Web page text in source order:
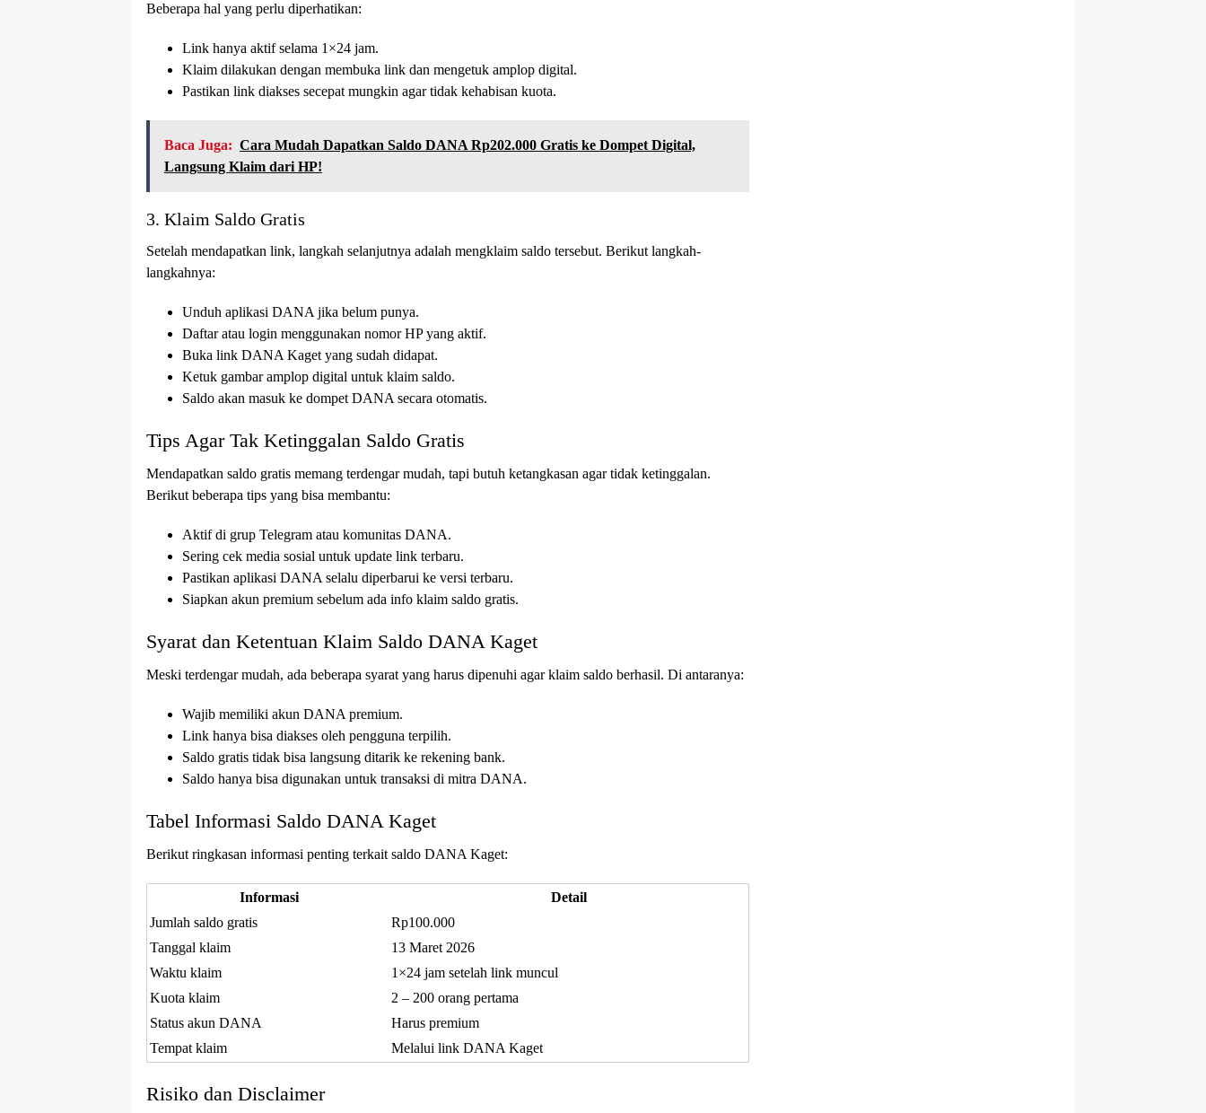
Beberapa hal yang perlu diperhatikan:
Link hanya aktif selama 1×24 jam.
Klaim dilakukan dengan membuka link dan mengetuk amplop digital.
Pastikan link diakses secepat mungkin agar tidak kehabisan kuota.
Baca Juga: Cara Mudah Dapatkan Saldo DANA Rp202.000 Gratis ke Dompet Digital,
Langsung Klaim dari HP!
3. Klaim Saldo Gratis
Setelah mendapatkan link, langkah selanjutnya adalah mengklaim saldo tersebut. Berikut langkah-
langkahnya:
Unduh aplikasi DANA jika belum punya.
Daftar atau login menggunakan nomor HP yang aktif.
Buka link DANA Kaget yang sudah didapat.
Ketuk gambar amplop digital untuk klaim saldo.
Saldo akan masuk ke dompet DANA secara otomatis.
Tips Agar Tak Ketinggalan Saldo Gratis
Mendapatkan saldo gratis memang terdengar mudah, tapi butuh ketangkasan agar tidak ketinggalan.
Berikut beberapa tips yang bisa membantu:
Aktif di grup Telegram atau komunitas DANA.
Sering cek media sosial untuk update link terbaru.
Pastikan aplikasi DANA selalu diperbarui ke versi terbaru.
Siapkan akun premium sebelum ada info klaim saldo gratis.
Syarat dan Ketentuan Klaim Saldo DANA Kaget
Meski terdengar mudah, ada beberapa syarat yang harus dipenuhi agar klaim saldo berhasil. Di antaranya:
Wajib memiliki akun DANA premium.
Link hanya bisa diakses oleh pengguna terpilih.
Saldo gratis tidak bisa langsung ditarik ke rekening bank.
Saldo hanya bisa digunakan untuk transaksi di mitra DANA.
Tabel Informasi Saldo DANA Kaget
Berikut ringkasan informasi penting terkait saldo DANA Kaget:
Informasi
Detail
Jumlah saldo gratis
Rp100.000
Tanggal klaim
13 Maret 2026
Waktu klaim
1×24 jam setelah link muncul
Kuota klaim
2 – 200 orang pertama
Status akun DANA
Harus premium
Tempat klaim
Melalui link DANA Kaget
Risiko dan Disclaimer